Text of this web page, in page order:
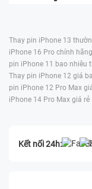
Hiển thị chập
tượng như màn
xanh/xám/lốm
định tại cổ cáp.
Sọc ngang/dọc
Cảm ứng bị đơ
chạm, hoặc tự
Thay pin iPhone 13
iPhone 16 Pro chính hãng
pin iPhone 11 bao nhiêu
Thay pin iPhone 12 giá
pin iPhone 12 Pro Max
iPhone 14 Pro Max giá rẻ |
Kết nối 24h: